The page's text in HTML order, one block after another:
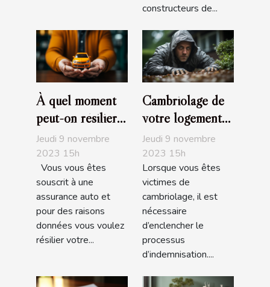
constructeurs de...
À quel moment
peut-on résilier
son assurance
auto?
Jeudi 9 novembre
2023 15h
Vous vous êtes
souscrit à une
assurance auto et
pour des raisons
données vous voulez
résilier votre...
Cambriolage de
votre logement
assuré :
Comment être
indemnisé?
Jeudi 9 novembre
2023 15h
Lorsque vous êtes
victimes de
cambriolage, il est
nécessaire
d’enclencher le
processus
d’indemnisation....